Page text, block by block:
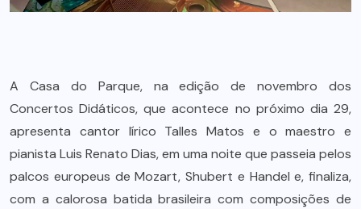
A Casa do Parque, na edição de novembro dos
Concertos Didáticos, que acontece no próximo dia 29,
apresenta cantor lírico Talles Matos e o maestro e
pianista Luis Renato Dias, em uma noite que passeia pelos
palcos europeus de Mozart, Shubert e Handel e, finaliza,
com a calorosa batida brasileira com composições de